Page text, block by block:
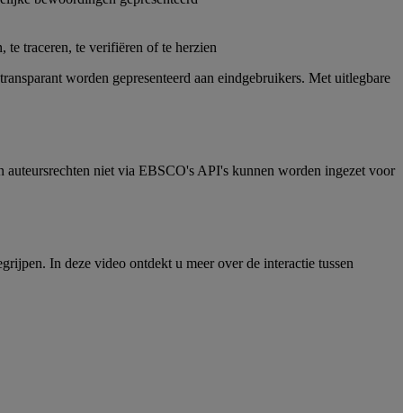
te traceren, te verifiëren of te herzien
worden gepresenteerd aan eindgebruikers. Met uitlegbare
niet via EBSCO's API's kunnen worden ingezet voor
In deze video ontdekt u meer over de interactie tussen